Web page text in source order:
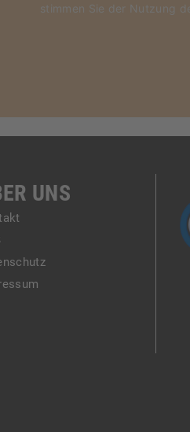
stimmen Sie der Nutzung
UNS